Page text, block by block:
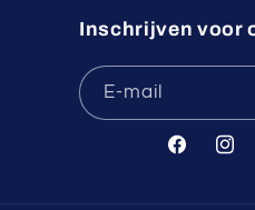
Inschrijven voor
E‑mail
Facebook